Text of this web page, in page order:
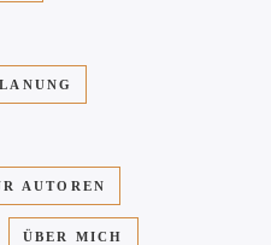
AUTOREN
ÜBER MICH